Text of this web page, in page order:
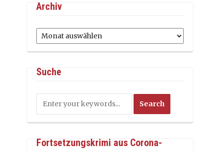
Archiv
Archiv
Suche
Fortsetzungskrimi aus Corona-